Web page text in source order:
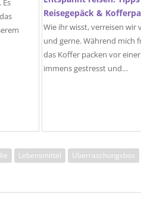
Reisegepäck &
Wie ihr wisst, verreisen wir
und gerne. Während mich
das Koffer packen vor einer
immens gestresst und…
Lebensmittel Überraschungsbox